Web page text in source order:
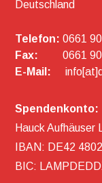
Deutschland
Telefon: 0661
Fax:
0661
E-Mail:
Spendenkonto:
Hauck Aufhäuser
IBAN: DE42
BIC: